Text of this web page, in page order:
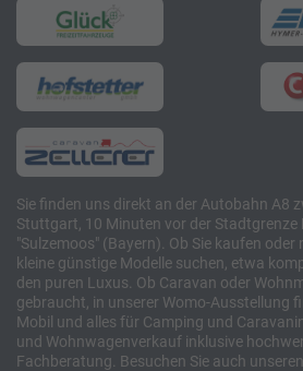
Sie finden uns direkt an der Autobahn A8
Stuttgart, 10 Minuten vor der
"Sulzemoos" (Bayern). Ob Sie kaufen oder
kleine günstige Modelle suchen, etwa
den puren Luxus. Ob Caravan oder
gebraucht, in unserer Womo-Ausstellung
Mobil und alles für Camping und
und Wohnwagenverkauf inklusive
Fachberatung. Besuchen Sie auch